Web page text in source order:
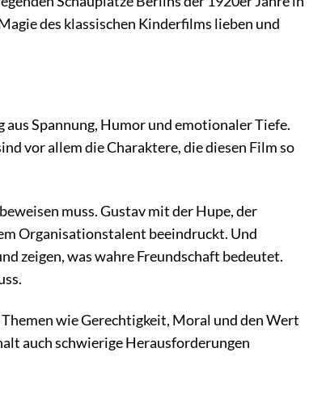
des klassischen Kinderfilms lieben und
Spannung, Humor und emotionaler Tiefe.
vor allem die Charaktere, die diesen Film so
muss. Gustav mit der Hupe, der
Organisationstalent beeindruckt. Und
zeigen, was wahre Freundschaft bedeutet.
wie Gerechtigkeit, Moral und den Wert
auch schwierige Herausforderungen